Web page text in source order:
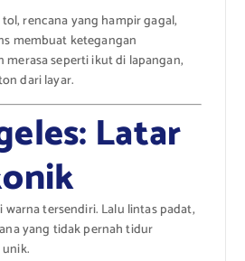
rencana yang hampir gagal,
membuat ketegangan
seperti ikut di lapangan,
dari layar.
Latar
warna tersendiri. Lalu lintas padat,
yang tidak pernah tidur